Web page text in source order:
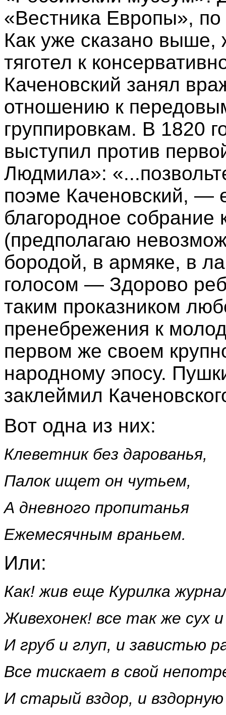
«Вестника Европы»,
Как уже сказано выше,
тяготел к
Каченовский занял
отношению к
группировкам. В 1820
выступил против
Людмила»:
поэме Каченовский, —
благородное собрание
(предполагаю
бородой, в армяке, в
голосом — Здорово
таким проказником
пренебрежения к
первом же своем
народному эпосу.
заклеймил
Вот одна из них:
Клеветник без дарованья,
Палок ищет он чутьем,
А дневного пропитанья
Ежемесячным враньем.
Или:
Как! жив еще Курилка
Живехонек! все так же сух и
И груб и глуп, и завистью
Все тискает в свой
И старый вздор, и вздорную